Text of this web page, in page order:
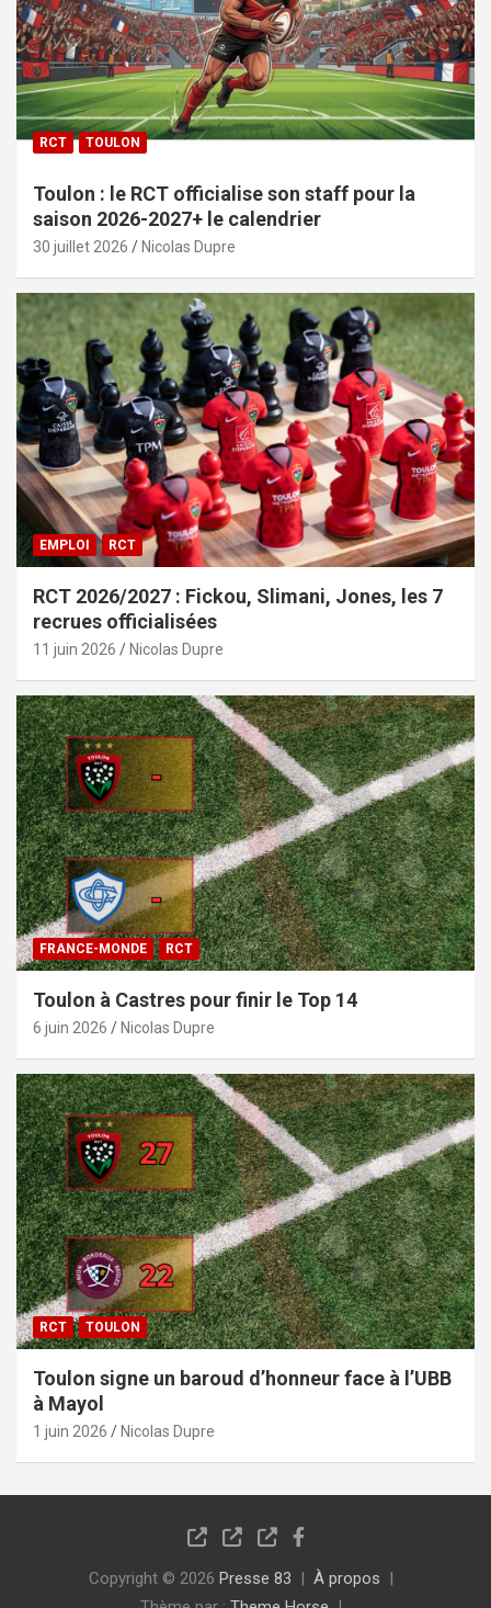
RCT TOULON
Toulon : le RCT officialise son staff pour la
saison 2026-2027+ le calendrier
30 juillet 2026 Nicolas Dupre
EMPLOI RCT
RCT 2026/2027 : Fickou, Slimani, Jones, les 7
recrues officialisées
11 juin 2026 Nicolas Dupre
FRANCE-MONDE RCT
Toulon à Castres pour finir le Top 14
6 juin 2026 Nicolas Dupre
RCT TOULON
Toulon signe un baroud d’honneur face à l’UBB
à Mayol
1 juin 2026 Nicolas Dupre
Copyright © 2026 Presse 83
À propos